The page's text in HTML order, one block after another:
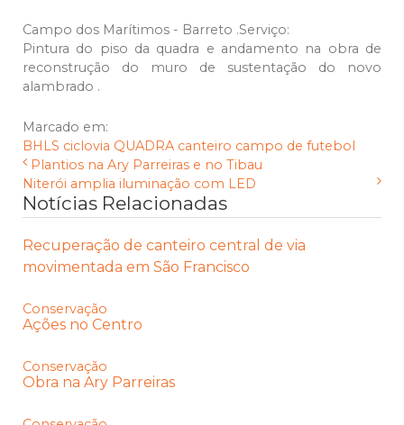
Campo dos Marítimos - Barreto .Serviço:
Pintura do piso da quadra e andamento na obra de
reconstrução do muro de sustentação do novo
alambrado .
Marcado em:
BHLS ciclovia QUADRA canteiro campo de futebol
Plantios na Ary Parreiras e no Tibau
Niterói amplia iluminação com LED
Notícias Relacionadas
Recuperação de canteiro central de via
movimentada em São Francisco
Conservação
Ações no Centro
Conservação
Obra na Ary Parreiras